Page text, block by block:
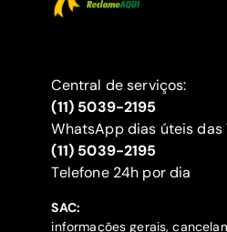
Central de serviços:
(11) 5039-2195
WhatsApp dias úteis das
(11) 5039-2195
‍Telefone 24h por dia
SAC:
informações gerais,